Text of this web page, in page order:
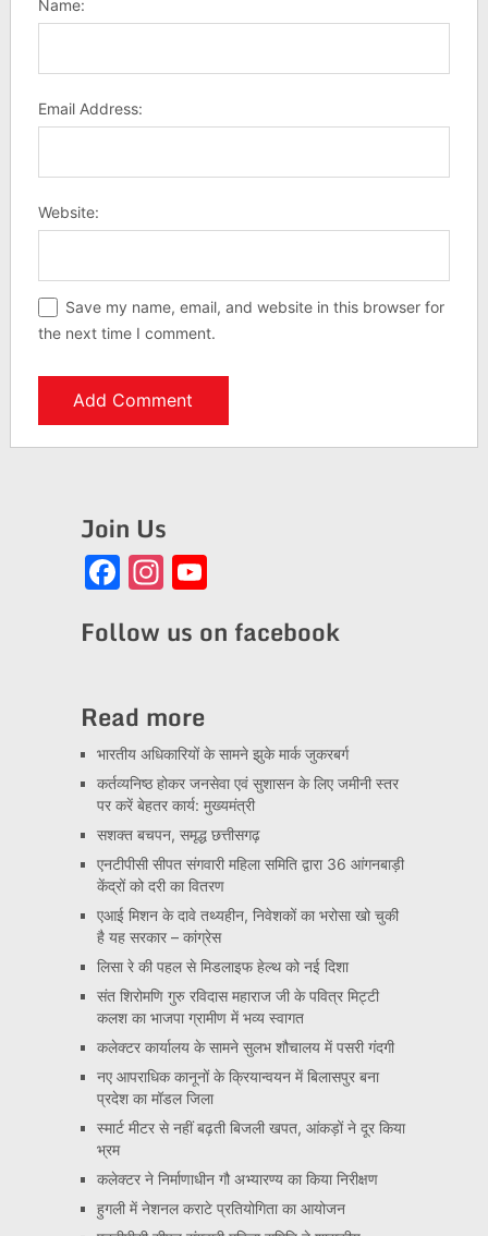
Name:
Email Address:
Website:
Save my name, email, and website in this browser for
the next time I comment.
Join Us
Facebook
Instagram
YouTube
Follow us on facebook
Read more
भारतीय अधिकारियों के सामने झुके मार्क जुकरबर्ग
कर्तव्यनिष्ठ होकर जनसेवा एवं सुशासन के लिए जमीनी स्तर
पर करें बेहतर कार्य: मुख्यमंत्री
सशक्त बचपन, समृद्ध छत्तीसगढ़
एनटीपीसी सीपत संगवारी महिला समिति द्वारा 36 आंगनबाड़ी
केंद्रों को दरी का वितरण
एआई मिशन के दावे तथ्यहीन, निवेशकों का भरोसा खो चुकी
है यह सरकार – कांग्रेस
लिसा रे की पहल से मिडलाइफ हेल्थ को नई दिशा
संत शिरोमणि गुरु रविदास महाराज जी के पवित्र मिट्टी
कलश का भाजपा ग्रामीण में भव्य स्वागत
कलेक्टर कार्यालय के सामने सुलभ शौचालय में पसरी गंदगी
नए आपराधिक कानूनों के क्रियान्वयन में बिलासपुर बना
प्रदेश का मॉडल जिला
स्मार्ट मीटर से नहीं बढ़ती बिजली खपत, आंकड़ों ने दूर किया
भ्रम
कलेक्टर ने निर्माणाधीन गौ अभ्यारण्य का किया निरीक्षण
हुगली में नेशनल कराटे प्रतियोगिता का आयोजन